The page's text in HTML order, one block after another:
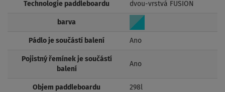
Technologie paddleboardu dvou-vrstvá FUSION
barva
Pádlo je součástí balení Ano
Pojistný řemínek je součástí
balení
Ano
Objem paddleboardu 298l